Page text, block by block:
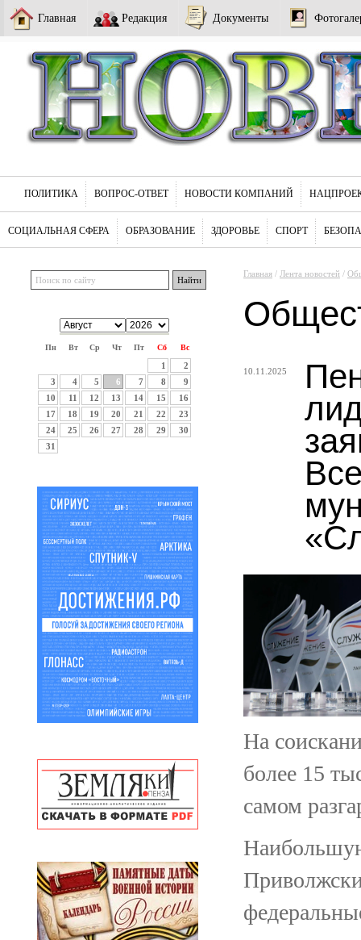
Главная Редакция Документы
ПОЛИТИКА ВОПРОС-ОТВЕТ НОВОСТИ КОМПАНИЙ
СОЦИАЛЬНАЯ СФЕРА ОБРАЗОВАНИЕ ЗДОРОВЬЕ СПОРТ
Пн Вт Ср Чт Пт Сб Вс
1
2
3
4 5 6 7 8
9
10
11 12 13 14 15
16
17
18 19 20 21 22
23
24
25 26 27 28 29
30
31
Главная / Лента новостей /
10.11.2025
На
более 15
самом